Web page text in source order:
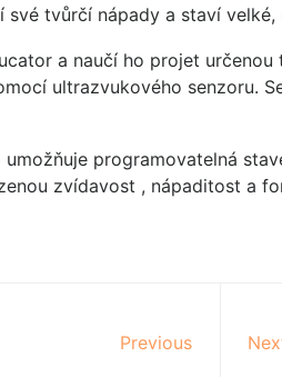
své tvůrčí nápady a staví
a naučí ho projet
ultrazvukového senzoru.
programovatelná
zvídavost , nápaditost a
Previous